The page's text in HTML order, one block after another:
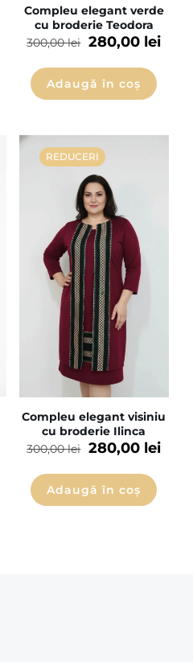
Compleu elegant verde
cu broderie Teodora
300,00lei 280,00 lei
Adaugă în coș
REDUCERI
Compleu elegant visiniu
cu broderie Ilinca
300,00lei 280,00 lei
Adaugă în coș